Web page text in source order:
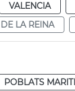
VALENCIA
LA REINA
POBLATS